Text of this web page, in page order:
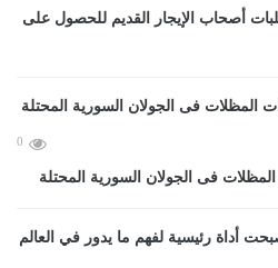
أصحاب الإيجار القديم للحصول على
0
فى الجولان السورية المحتلة